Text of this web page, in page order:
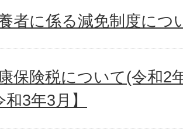
者に係る減免制度につ
保険税について(令和2
3年3月】